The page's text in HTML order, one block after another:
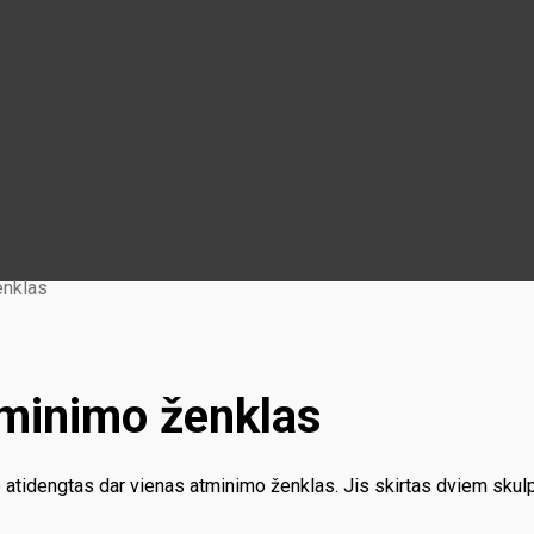
ženklas
dar vienas atminimo ženklas. Jis skirtas dviem